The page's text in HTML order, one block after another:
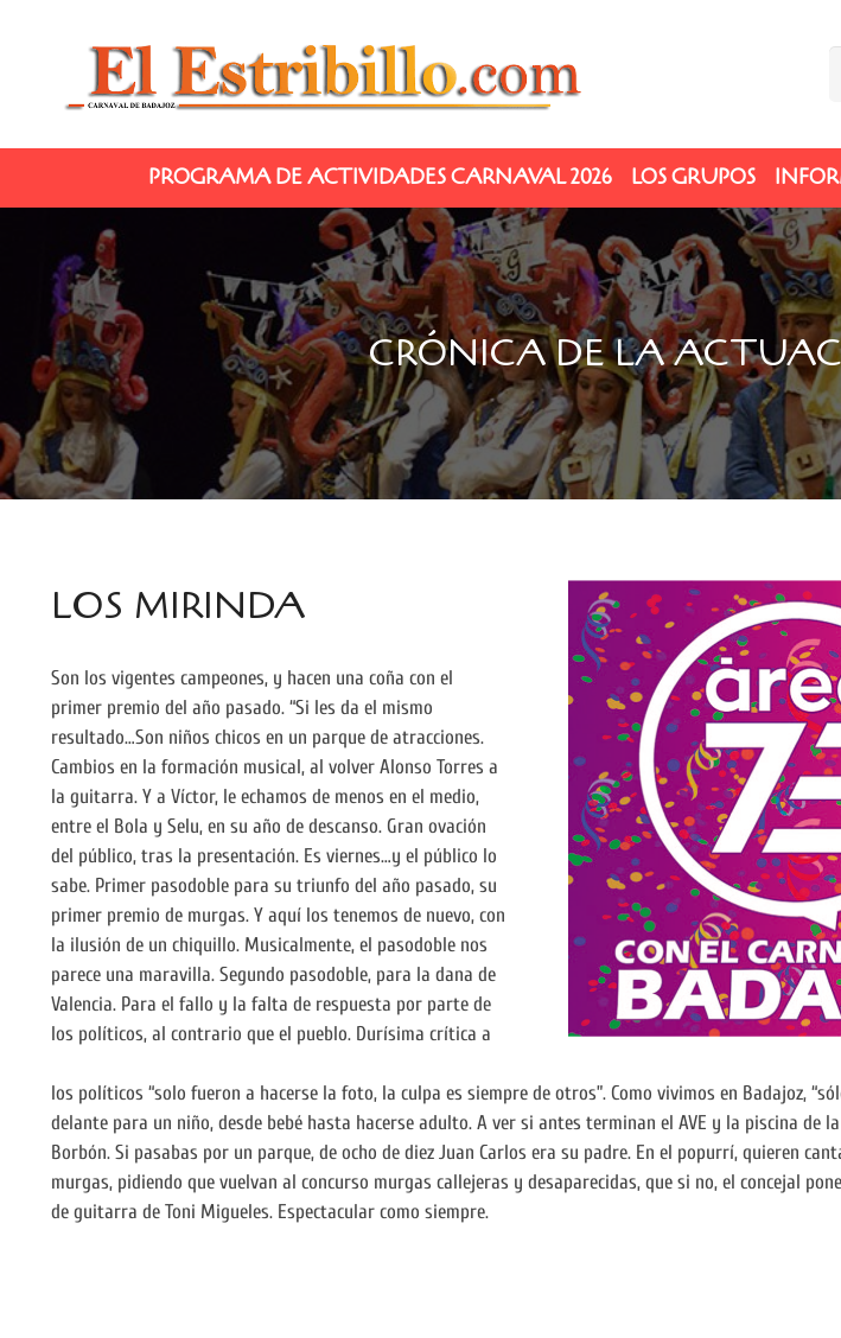
PROGRAMA DE ACTIVIDADES CARNAVAL 2026 LOS GRUPOS
CRÓNICA DE LA
LOS MIRINDA
Son los vigentes campeones, y hacen una coña con el
primer premio del año pasado. “Si les da el mismo
resultado…Son niños chicos en un parque de atracciones.
Cambios en la formación musical, al volver Alonso Torres a
la guitarra. Y a Víctor, le echamos de menos en el medio,
entre el Bola y Selu, en su año de descanso. Gran ovación
del público, tras la presentación. Es viernes…y el público lo
sabe. Primer pasodoble para su triunfo del año pasado, su
primer premio de murgas. Y aquí los tenemos de nuevo, con
la ilusión de un chiquillo. Musicalmente, el pasodoble nos
parece una maravilla. Segundo pasodoble, para la dana de
Valencia. Para el fallo y la falta de respuesta por parte de
los políticos, al contrario que el pueblo. Durísima crítica a
los políticos “solo fueron a hacerse la foto, la culpa es siempre de otros”. Como vivimos en Badajoz,
delante para un niño, desde bebé hasta hacerse adulto. A ver si antes terminan el AVE y la piscina de
Borbón. Si pasabas por un parque, de ocho de diez Juan Carlos era su padre. En el popurrí, quieren
murgas, pidiendo que vuelvan al concurso murgas callejeras y desaparecidas, que si no, el concejal
de guitarra de Toni Migueles. Espectacular como siempre.